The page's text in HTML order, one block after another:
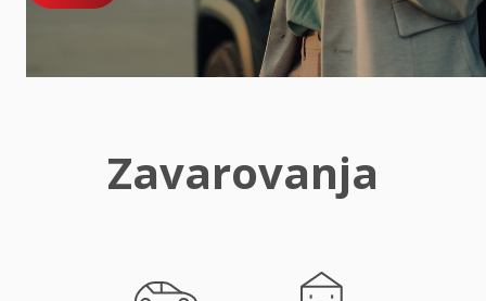
Zavarovanja